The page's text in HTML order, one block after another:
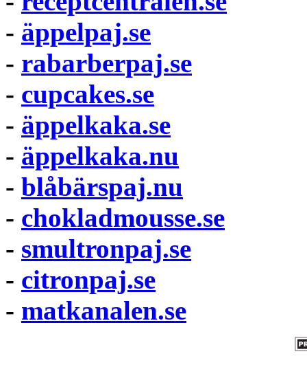
- äppelpaj.se
- rabarberpaj.se
- cupcakes.se
- äppelkaka.se
- äppelkaka.nu
- blåbärspaj.nu
- chokladmousse.se
- smultronpaj.se
- citronpaj.se
- matkanalen.se